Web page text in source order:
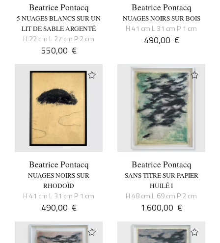
Beatrice Pontacq
5 NUAGES BLANCS SUR UN
LIT DE SABLE ARGENTÉ
H 22 cm L 27 cm P 2 cm
550,00 €
Beatrice Pontacq
NUAGES NOIRS SUR BOIS
H 41 cm L 31 cm P 1 cm
490,00 €
Beatrice Pontacq
NUAGES NOIRS SUR
RHODOÏD
H 41 cm L 31 cm P 1 cm
490,00 €
Beatrice Pontacq
SANS TITRE SUR PAPIER
HUILÉ I
H 48 cm L 69 cm P 2 cm
1.600,00 €